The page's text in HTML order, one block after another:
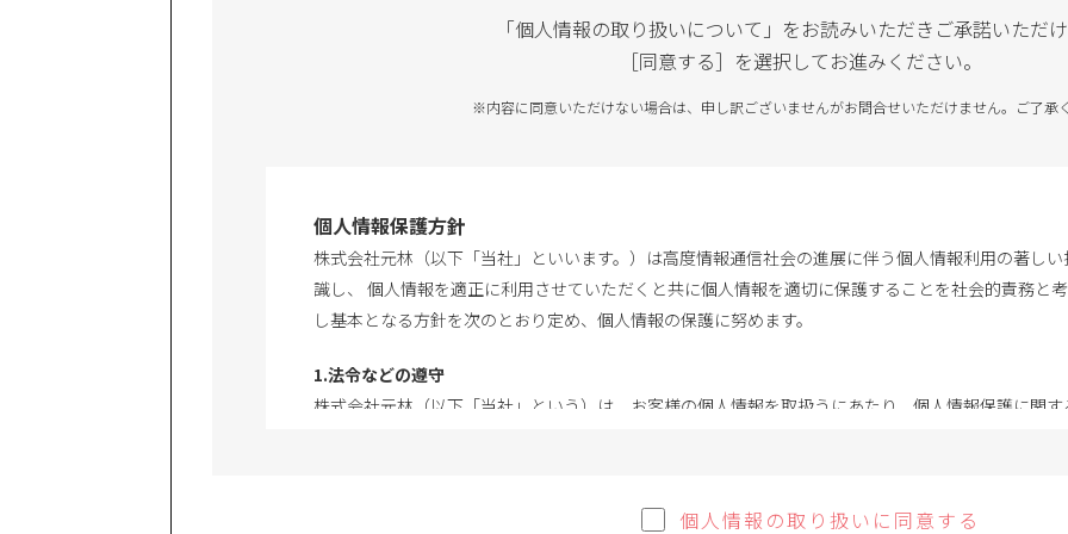
「個人情報の取り扱いについて」をお読みいただき ご承諾いただ
［同意する］を選択してお進みください。
※内容に同意いただけない場合は、申し訳ございませんがお問合せいただけません。ご了承
個人情報保護方針
株式会社元林（以下「当社」といいます。）は高度情報通信社会の進展に伴う個人情報利用の著し
識し、 個人情報を適正に利用させていただくと共に個人情報を適切に保護することを社会的責務と
し基本となる方針を次のとおり定め、個人情報の保護に努めます。
1.法令などの遵守
株式会社元林（以下「当社」という）は、お客様の個人情報を取扱うにあたり、個人情報保護に関
取得するときに、予め利用目的を明示して行ないます。個人情報の取り扱いに同意する